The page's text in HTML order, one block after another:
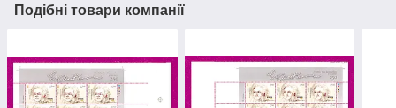
Подібні товари компанії